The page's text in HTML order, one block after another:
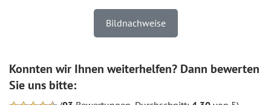
Bildnachweise
Konnten wir Ihnen weiterhelfen? Dann bewerten
Sie uns bitte: